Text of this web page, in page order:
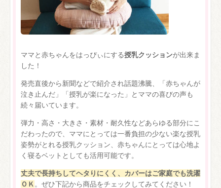
ママと赤ちゃんをはっぴぃにする授乳クッションが出来ま
した！
発売直後から新聞などで紹介され話題沸騰、「赤ちゃんが
泣き止んだ」「授乳が楽になった」とママの喜びの声も
続々届いています。
弾力・高さ・大きさ・素材・耐久性などあらゆる部分にこ
だわったので、ママにとっては一番負担の少ない楽な授乳
姿勢がとれる授乳クッション、赤ちゃんにとっては心地よ
く寝るベットとしても活用可能です。
丈夫で長持ちしてヘタりにくく、カバーはご家庭でも洗濯
ＯＫ 。ぜひ下記から商品をチェックしてみてください！